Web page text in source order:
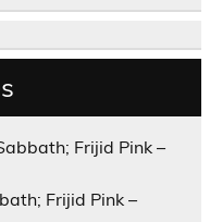
Frijid Pink –
Frijid Pink –